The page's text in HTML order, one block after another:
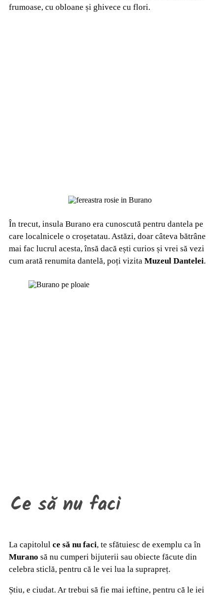
frumoase, cu obloane și ghivece cu flori.
În trecut, insula Burano era cunoscută pentru dantela pe
care localnicele o croșetatau. Astăzi, doar câteva bătrâne
mai fac lucrul acesta, însă dacă ești curios și vrei să vezi
cum arată renumita dantelă, poți vizita Muzeul Dantelei.
Ce să nu faci
La capitolul ce să nu faci, te sfătuiesc de exemplu ca în
Murano să nu cumperi bijuterii sau obiecte făcute din
celebra sticlă, pentru că le vei lua la suprapreț.
Știu, e ciudat. Ar trebui să fie mai ieftine, pentru că le iei